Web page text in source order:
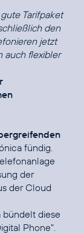
Tarifpaket
den
jetzt
auch flexibler
fündig.
der
der Cloud
bündelt diese
Phone".